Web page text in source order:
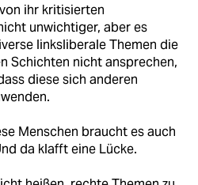
ihr kritisierten
unwichtiger, aber es
linksliberale Themen die
Schichten nicht ansprechen,
diese sich anderen
Menschen braucht es auch
da klafft eine Lücke.